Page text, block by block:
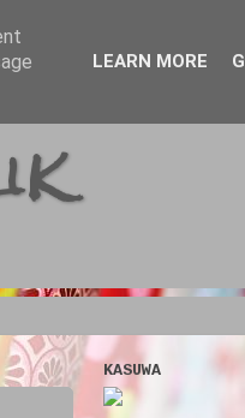
KASUWA
LEARN MORE